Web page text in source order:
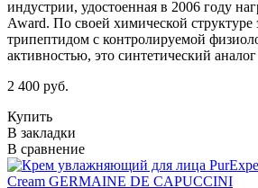
индустрии, удостоенная в 2006 году
Award. По своей химической структуре
трипептидом с контролируемой
активностью, это синтетический
2 400 руб.
Купить
В закладки
В сравнение